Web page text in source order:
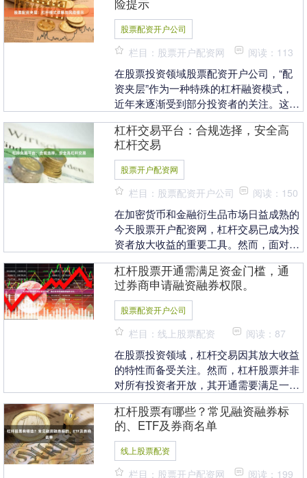
险提示
股票配资开户公司
栏目：股票开户配资网 阅读：113
在股票投资领域股票配资开户公司，“配
资夹层”作为一种特殊的杠杆融资模式，
近年来逐渐受到部分投资者的关注。这种
有独特的资金结构....
杠杆交易平台：合规选择，安全高
杠杆交易
股票开户配资网
栏目：股票配资开户公司 阅读：150
在加密货币和金融衍生品市场日益成熟的
今天股票开户配资网，杠杆交易已成为投
资者放大收益的重要工具。然而，面对市
高杠杆、又具备合....
杠杆股票开通需满足资金门槛，通
过券商申请融资融券权限。
股票配资开户公司
栏目：线上股票配资 阅读：87
在股票投资领域，杠杆交易因其放大收益
的特性而备受关注。然而，杠杆股票并非
对所有投资者开放，其开通需要满足一定
商申请融资融券权....
杠杆股票有哪些？常见融资融券标
的、ETF及券商名单
线上股票配资
栏目：股票开户配资网 阅读：199